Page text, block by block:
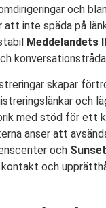
och
att inte späda på
Meddelandets
skapar
och
med stöd för ett
anser att
och
och